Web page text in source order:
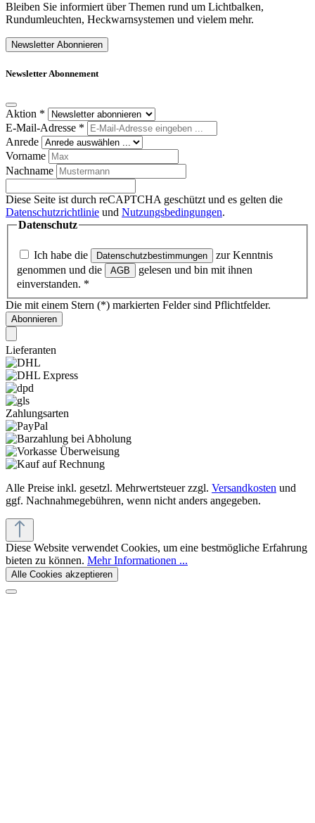
Bleiben Sie informiert über Themen rund um Lichtbalken,
Rundumleuchten, Heckwarnsystemen und vielem mehr.
Newsletter Abonnieren
Newsletter Abonnement
Aktion *
E-Mail-Adresse *
Anrede
Vorname
Nachname
Diese Seite ist durch reCAPTCHA geschützt und es gelten die
Datenschutzrichtlinie und Nutzungsbedingungen.
Datenschutz
Ich habe die Datenschutzbestimmungen
zur Kenntnis
genommen und die
AGB
gelesen und bin mit ihnen
einverstanden. *
Die mit einem Stern (*) markierten Felder sind Pflichtfelder.
Abonnieren
Lieferanten
Zahlungsarten
Alle Preise inkl. gesetzl. Mehrwertsteuer zzgl. Versandkosten und
ggf. Nachnahmegebühren, wenn nicht anders angegeben.
Diese Website verwendet Cookies, um eine bestmögliche Erfahrung
bieten zu können. Mehr Informationen ...
Alle Cookies akzeptieren